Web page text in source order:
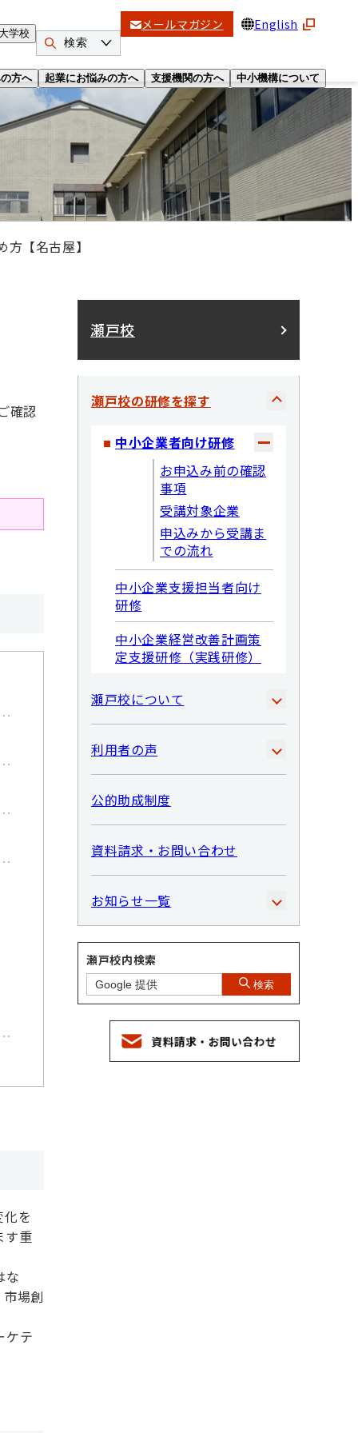
方へ 起業にお悩みの方へ 支援機関の方へ 中小機構について
学校
検索
メールマガジン English
【名古屋】
確認
を
す重
な
場創
ケテ
瀬戸校
瀬戸校の研修を探す
中小企業者向け研修
お申込み前の確認
事項
受講対象企業
申込みから受講ま
での流れ
中小企業支援担当者向け
研修
中小企業経営改善計画策
定支援研修（実践研修）
瀬戸校について
利用者の声
公的助成制度
資料請求・お問い合わせ
お知らせ一覧
瀬戸校内検索
検索